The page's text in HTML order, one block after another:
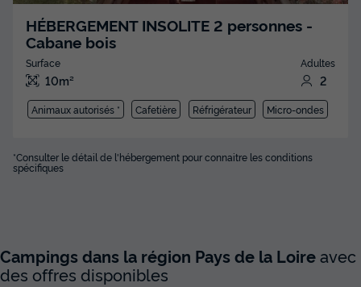
HÉBERGEMENT INSOLITE 2 personnes -
Cabane bois
Surface
10m²
Adultes
2
Animaux autorisés * Cafetière Réfrigérateur Micro-ondes
*Consulter le détail de l'hébergement pour connaitre les conditions
spécifiques
Campings dans la région Pays de la Loireavec
des offres disponibles